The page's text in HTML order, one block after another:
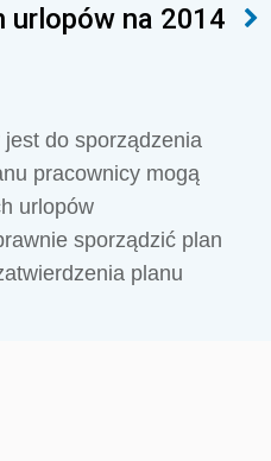
urlopów na 2014
do sporządzenia
pracownicy mogą
urlopów
sporządzić plan
planu